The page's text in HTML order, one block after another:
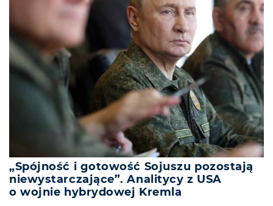
„Spójność i gotowość Sojuszu pozostają
niewystarczające”. Analitycy z USA
o wojnie hybrydowej Kremla